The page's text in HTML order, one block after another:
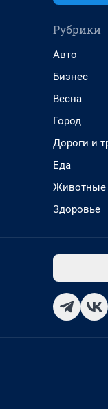
Рубрики
Авто
Бизнес
Весна
Город
Дороги и
Еда
Животные
Здоровье